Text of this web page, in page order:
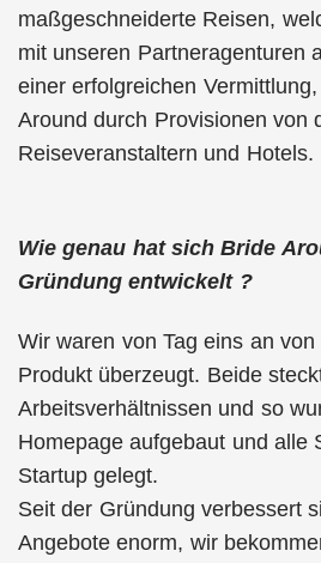
maßgeschneiderte Reisen,
mit unseren Partneragenturen
einer erfolgreichen
Around durch Provisionen von
Reiseveranstaltern und Hotels.
Wie genau hat sich Bride
Gründung entwickelt ?
Wir waren von Tag eins an
Produkt überzeugt. Beide
Arbeitsverhältnissen und so
Homepage aufgebaut und alle
Startup gelegt.
Seit der Gründung verbessert
Angebote enorm, wir